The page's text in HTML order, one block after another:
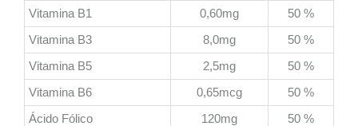
Vitamina B1
0,60mg
50 %
Vitamina B3
8,0mg
50 %
Vitamina B5
2,5mg
50 %
Vitamina B6
0,65mcg
50 %
Ácido Fólico
120mg
50 %